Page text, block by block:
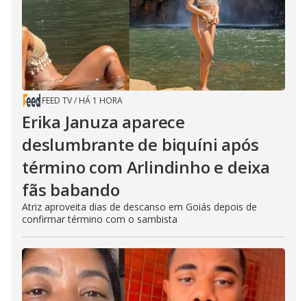
FEED TV/ HÁ 1 HORA
Erika Januza aparece
deslumbrante de biquíni após
término com Arlindinho e deixa
fãs babando
Atriz aproveita dias de descanso em Goiás depois de
confirmar término com o sambista